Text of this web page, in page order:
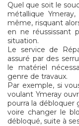
Quel que soit le
métallique
même, risquant
en ne réussissant
situation.
Le service de
assuré par des
le matériel
genre de travaux.
Par exemple, si
voulant Ymeray
pourra la débloquer
voire changer le
débloqué, suite à